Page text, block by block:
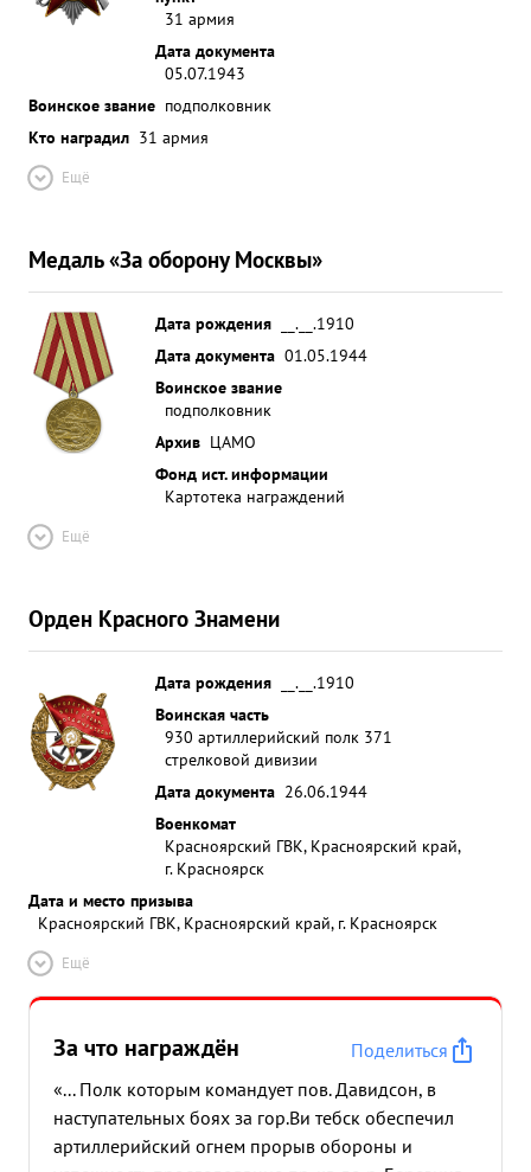
31 армия
Дата документа
05.07.1943
Воинское звание подполковник
Кто наградил 31 армия
Ещё
Медаль «За оборону Москвы»
Дата рождения
__.__.1910
Дата документа 01.05.1944
Воинское звание
подполковник
Архив ЦАМО
Фонд ист. информации
Картотека награждений
Ещё
Орден Красного Знамени
Дата рождения
__.__.1910
Воинская часть
930 артиллерийский полк 371
стрелковой дивизии
Дата документа 26.06.1944
Военкомат
Красноярский ГВК, Красноярский край,
г. Красноярск
Дата и место призыва
Красноярский ГВК, Красноярский край, г. Красноярск
Ещё
За что награждён
Поделиться
«... Полк которым командует пов. Давидсон, в
наступательных боях за гор.Ви тебск обеспечил
артиллерийский огнем прорыв обороны и